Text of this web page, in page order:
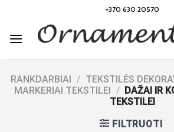
content
+370 630 20570
RANKDARBIAI / TEKSTILĖS
MARKERIAI TEKSTILEI / DAŽAI IR
TEKSTILEI
FILTRUOTI